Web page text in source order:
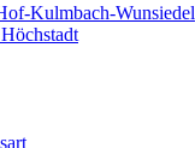
Kulmbach-Wunsiedel